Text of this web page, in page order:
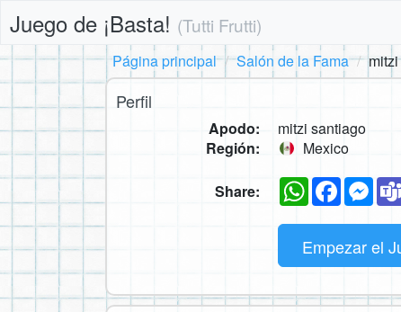
Juego de ¡Basta! (Tutti Frutti)
Página principal
Salón de la Fama
Perfil
Apodo:
mitzi santiago
Región:
Mexico
Share: WhatsApp
Empezar el